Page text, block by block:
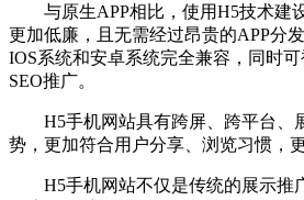
与原生APP相比，使用H5技术建
更加低廉，且无需经过昂贵的APP分
IOS系统和安卓系统完全兼容，同时
SEO推广。
H5手机网站具有跨屏、跨平台、
势，更加符合用户分享、浏览习惯，
H5手机网站不仅是传统的展示推